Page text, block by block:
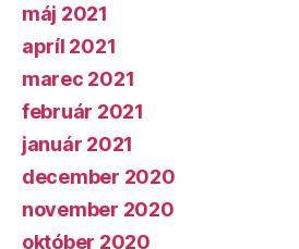
máj 2021
apríl 2021
marec 2021
február 2021
január 2021
december 2020
november 2020
október 2020